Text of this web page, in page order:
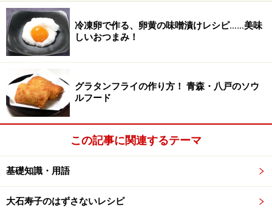
冷凍卵で作る、卵黄の味噌漬けレシピ……美味
しいおつまみ！
グラタンフライの作り方！ 青森・八戸のソウ
ルフード
この記事に関連するテーマ
基礎知識・用語
大石寿子のはずさないレシピ